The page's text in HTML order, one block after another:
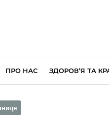
ПРО НАС ЗДОРОВ’Я ТА